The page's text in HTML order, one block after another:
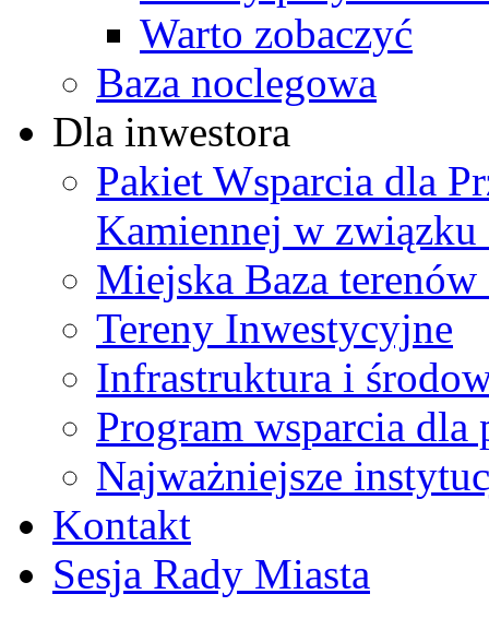
Warto zobaczyć
Baza noclegowa
Dla inwestora
Pakiet Wsparcia dla
Kamiennej w
Miejska Baza
Tereny Inwestycyjne
Infrastruktura i
Program wsparcia
Najważniejsze
Kontakt
Sesja Rady Miasta